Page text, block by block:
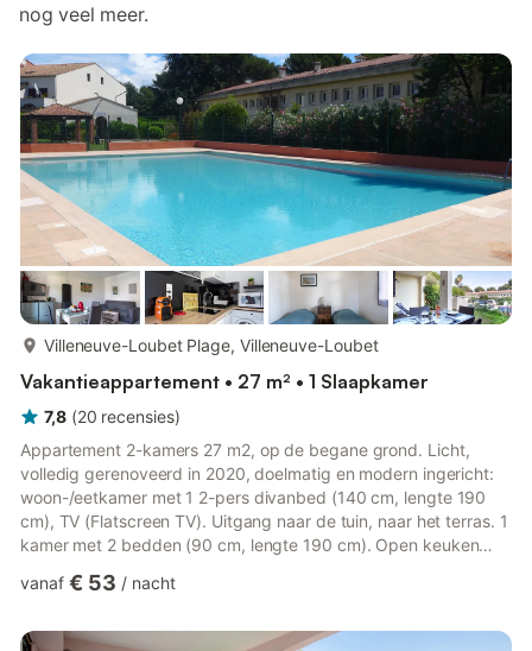
nog veel meer.
Villeneuve-Loubet Plage, Villeneuve-Loubet
Vakantieappartement • 27 m² • 1 Slaapkamer
7,8 (20 recensies)
Appartement 2-kamers 27 m2, op de begane grond. Licht,
volledig gerenoveerd in 2020, doelmatig en modern ingericht:
woon-/eetkamer met 1 2-pers divanbed (140 cm, lengte 190
cm), TV (Flatscreen TV). Uitgang naar de tuin, naar het terras. 1
kamer met 2 bedden (90 cm, lengte 190 cm). Open keuken
elektrische koffiemachine). Douche/WC. Elektrische
ligstoelen (2). Ter beschikking: wasmachine, strijkijzer,
vanaf € 53 / nacht